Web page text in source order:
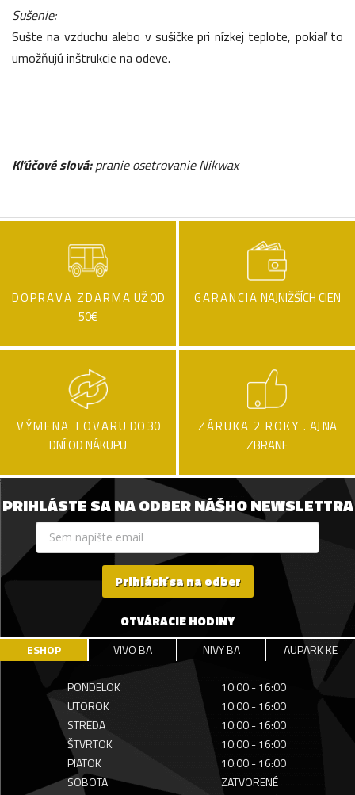
Sušenie:
Sušte na vzduchu alebo v sušičke pri nízkej teplote, pokiaľ to
umožňujú inštrukcie na odeve.
Kľúčové slová:pranie osetrovanie Nikwax
DOPRAVA ZDARMA UŽ OD
50€
GARANCIA NAJNIŽŠÍCH CIEN
VÝMENA TOVARU DO 30
DNÍ OD NÁKUPU
ZÁRUKA 2 ROKY . AJ NA
ZBRANE
PRIHLÁSTE SA NA ODBER NÁŠHO NEWSLETTRA
Prihlásiť sa na odber
OTVÁRACIE HODINY
ESHOP VIVO BA NIVY BA AUPARK KE
PONDELOK
10:00 - 16:00
UTOROK
10:00 - 16:00
STREDA
10:00 - 16:00
ŠTVRTOK
10:00 - 16:00
PIATOK
10:00 - 16:00
SOBOTA
ZATVORENÉ